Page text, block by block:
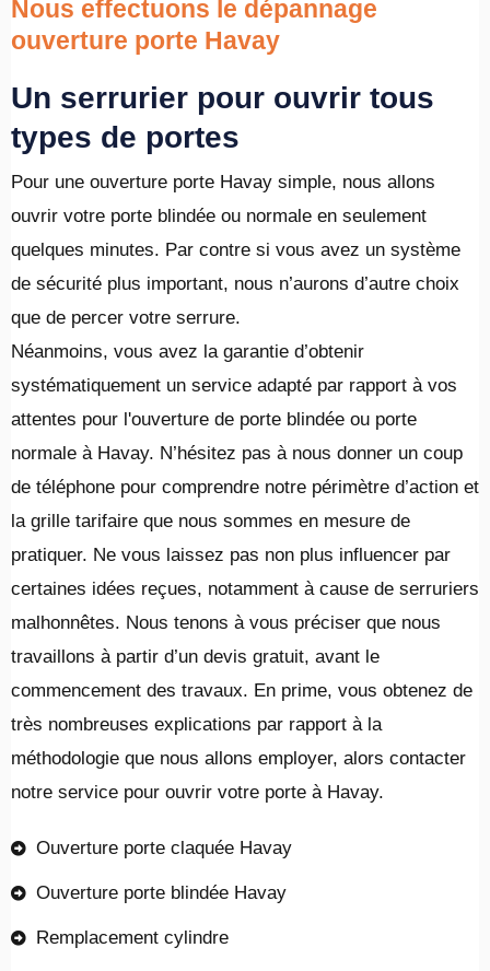
Nous effectuons le dépannage
ouverture porte Havay
Un serrurier pour ouvrir tous
types de portes
Pour une ouverture porte Havay simple, nous allons
ouvrir votre porte blindée ou normale en seulement
quelques minutes. Par contre si vous avez un système
de sécurité plus important, nous n’aurons d’autre choix
que de percer votre serrure.
Néanmoins, vous avez la garantie d’obtenir
systématiquement un service adapté par rapport à vos
attentes pour l'ouverture de porte blindée ou porte
normale à Havay. N’hésitez pas à nous donner un coup
de téléphone pour comprendre notre périmètre d’action et
la grille tarifaire que nous sommes en mesure de
pratiquer. Ne vous laissez pas non plus influencer par
certaines idées reçues, notamment à cause de serruriers
malhonnêtes. Nous tenons à vous préciser que nous
travaillons à partir d’un devis gratuit, avant le
commencement des travaux. En prime, vous obtenez de
très nombreuses explications par rapport à la
méthodologie que nous allons employer, alors contacter
notre service pour ouvrir votre porte à Havay.
Ouverture porte claquée Havay
Ouverture porte blindée Havay
Remplacement cylindre